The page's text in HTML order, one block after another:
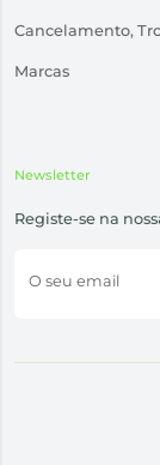
Cancelamento,
Marcas
Newsletter
Registe-se na
O seu email